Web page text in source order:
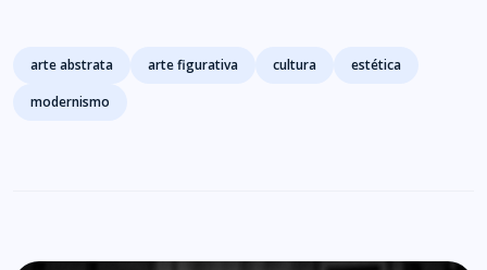
Tags
arte abstrata arte figurativa cultura
estética
modernismo